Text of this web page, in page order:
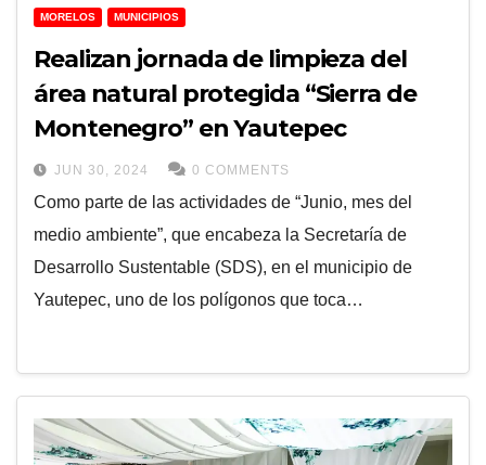
MORELOS MUNICIPIOS
Realizan jornada de limpieza del
área natural protegida “Sierra de
Montenegro” en Yautepec
JUN 30, 2024 0 COMMENTS
Como parte de las actividades de “Junio, mes del
medio ambiente”, que encabeza la Secretaría de
Desarrollo Sustentable (SDS), en el municipio de
Yautepec, uno de los polígonos que toca…